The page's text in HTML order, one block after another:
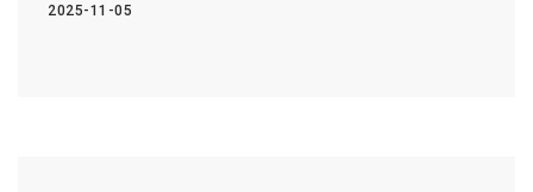
2025-11-05